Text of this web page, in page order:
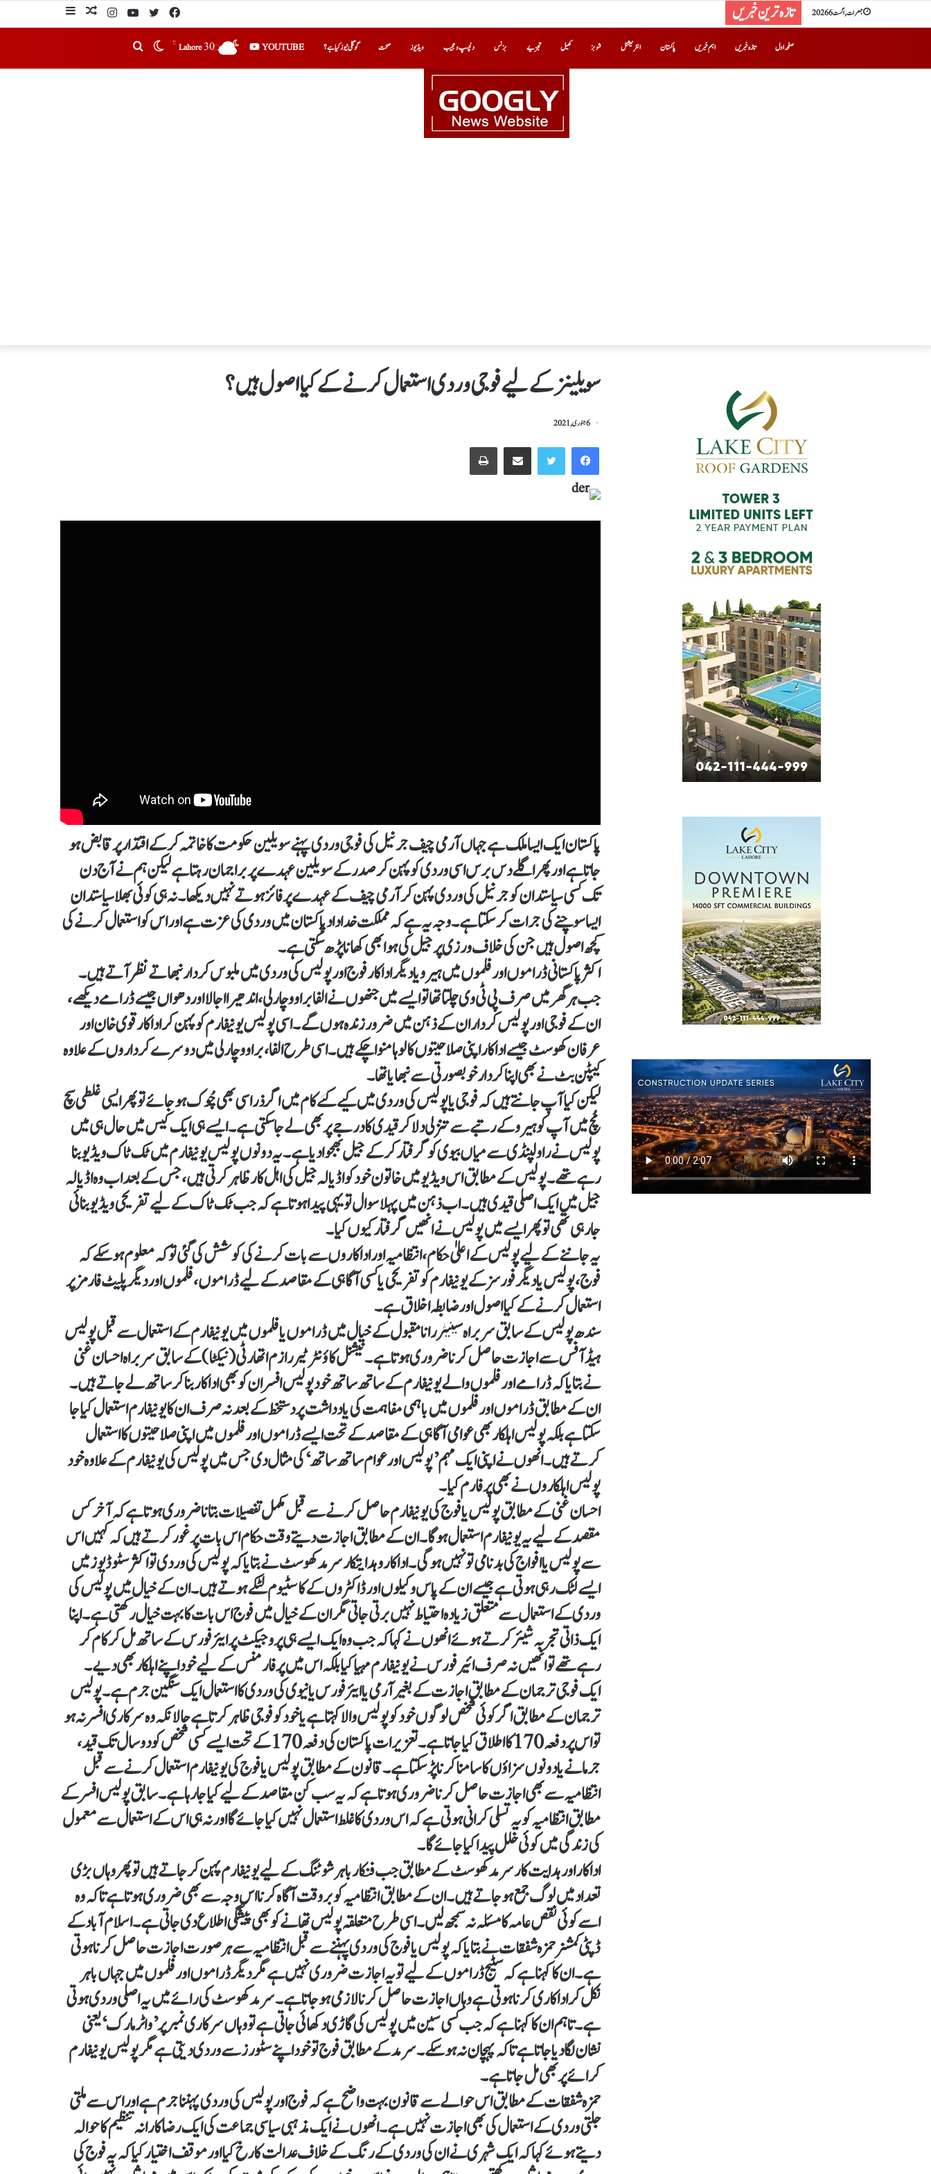
جمعرات, اگست 6 2026 تازہ ترین خبریں
صفحہ اول تازہ خبریں اہم خبریں پاکستان انٹرنیشنل شوبز کھیل تجزیے بزنس دلچسپ و عجیب ویڈیوز صحت گوگلی نیوز کیا ہے؟ YOUTUBE
Lahore30
℃
سویلینز کے لیے فوجی وردی استعمال کرنے کے کیا اصول ہیں؟
6 جنوری, 2021
پاکستان ایک ایسا ملک ہے جہاں آرمی چیف جرنیل کی فوجی وردی پہنے سویلین حکومت کا خاتمہ کر کے اقتدار پر قابض ہو
جاتا ہے اور پھر اگلے دس برس اسی وردی کو پہن کر صدر کے سویلین عہدے پر براجمان رہتا ہے لیکن ہم نے آج دن
تک کسی سیاستدان کو جرنیل کی وردی پہن کر آرمی چیف کے عہدے پر فائز ہوتے نہیں دیکھا۔ نہ ہی کوئی بھلا سیاستدان
ایسا سوچنے کی جرات کرسکتا ہے۔ وجہ یہ ہے کہ مملکت خداداد پاکستان میں وردی کی عزت ہے اور اس کو استعمال کرنے کی
کچھ اصول ہیں جن کی خلاف ورزی پر جیل کی ہوا بھی کھانا پڑھ سکتی ہے۔
اکثر پاکستانی ڈراموں اور فلموں میں ہیرو یا دیگر اداکار فوج اور پولیس کی وردی میں ملبوس کردار نبھاتے نظر آتے ہیں۔
جب ہر گھر میں صرف پی ٹی وی چلتا تھا تو ایسے میں جنھوں نے الفا براوو چارلی، اندھیرا اجالا اور دھواں جیسے ڈرامے دیکھے،
ان کے فوجی اور پولیس کردار ان کے ذہن میں ضرور زندہ ہوں گے۔ اسی پولیس یونیفارم کو پہن کر اداکار قوی خان اور
عرفان کھوسٹ جیسے اداکار اپنی صلاحیتوں کا لوہا منوا چکے ہیں۔ اسی طرح الفا، براوو چارلی میں دوسرے کرداروں کے علاوہ
کیپٹن بٹ نے بھی اپنا کردار خوبصورتی سے نبھایا تھا۔
لیکن کیا آپ جانتے ہیں کہ فوجی یا پولیس کی وردی میں کیے گئے کام میں اگر ذرا سی بھی چُوک ہو جائے تو پھر ایسی غلطی سچ
مُچ میں آپ کو ہیرو کے رتبے سے تنزلی دلا کر قیدی کا درجے پر بھی لے جا سکتی ہے۔ ایسے ہی ایک کیس میں حال ہی میں
پولیس نے راولپنڈی سے میاں بیوی کو گرفتار کر کے جیل بھجوا دیا ہے۔ یہ دونوں پولیس یونیفارم میں ٹک ٹاک ویڈیو بنا
رہے تھے۔ پولیس کے مطابق اس ویڈیو میں خاتون خود کو اڈیالہ جیل کی اہل کار ظاہر کرتی ہیں، جس کے بعد اب وہ اڈیالہ
جیل میں ایک اصلی قیدی ہیں۔ اب ذہن میں پہلا سوال تو یہی پیدا ہوتا ہے کہ جب ٹک ٹاک کے لیے تفریحی ویڈیو بنائی
جا رہی تھی تو پھر ایسے میں پولیس نے انھیں گرفتار کیوں کیا۔
یہ جاننے کے لیے پولیس کے اعلیٰ حکام، انتظامیہ اور اداکاروں سے بات کرنے کی کوشش کی گئی تو کہ معلوم ہو سکے کہ
فوج، پولیس یا دیگر فورسز کے یونیفارم کو تفریحی یا کسی آگاہی کے مقاصد کے لیے ڈراموں، فلموں اور دیگر پلیٹ فارمز پر
استعمال کرنے کے کیا اصول اور ضابطہ اخلاق ہے۔
سندھ پولیس کے سابق سربراہ سینیٹر رانا مقبول کے خیال میں ڈراموں یا فلموں میں یونیفارم کے استعمال سے قبل پولیس
ہیڈ آفس سے اجازت حاصل کرنا ضروری ہوتا ہے۔ نیشنل کاؤنٹر ٹیررازم اتھارٹی (نیکٹا) کے سابق سربراہ احسان غنی
نے بتایا کہ ڈرامے اور فلموں والے یونیفارم کے ساتھ ساتھ خود پولیس افسران کو بھی اداکار بنا کر ساتھ لے جاتے ہیں۔
ان کے مطابق ڈراموں اور فلموں میں باہمی مفاہمت کی یادداشت پر دستخط کے بعد نہ صرف ان کا یونیفارم استعمال کیا جا
سکتا ہے بلکہ پولیس اہلکار بھی عوامی آگاہی کے مقاصد کے تحت ایسے ڈراموں اور فلموں میں اپنی صلاحیتوں کا استعمال
کرتے ہیں۔ انھوں نے اپنی ایک مہم ’پولیس اور عوام ساتھ ساتھ‘ کی مثال دی جس میں پولیس کی یونیفارم کے علاوہ خود
پولیس اہلکاروں نے بھی پرفارم کیا۔
احسان غنی کے مطابق پولیس یا فوج کی یونیفارم حاصل کرنے سے قبل مکمل تفصیلات بتانا ضروری ہوتا ہے کہ آخر کس
مقصد کے لیے یہ یونیفارم استعمال ہو گا۔ ان کے مطابق اجازت دیتے وقت حکام اس بات پر غور کرتے ہیں کہ کہیں اس
سے پولیس یا افواج کی بدنامی تو نہیں ہو گی۔ اداکار و ہدایتکار سرمد کھوسٹ نے بتایا کہ پولیس کی وردی تو اکثر سٹوڈیوز میں
ایسے لٹک رہی ہوتی ہے جیسے ان کے پاس وکیلوں اور ڈاکٹروں کے کاسٹیوم لٹکے ہوتے ہیں۔ ان کے خیال میں پولیس کی
وردی کے استعمال سے متعلق زیادہ احتیاط نہیں برتی جاتی مگر ان کے خیال میں فوج اس بات کا بہت خیال رکھتی ہے۔ اپنا
ایک ذاتی تجربہ شیئر کرتے ہوئے انھوں نے کہا کہ جب وہ ایک ایسے ہی پروجیکٹ پر ایئر فورس کے ساتھ مل کر کام کر
رہے تھے تو انھیں نہ صرف ائیر فورس نے یونیفارم مہیا کیا بلکہ اس میں پرفارمنس کے لیے خود اپنے اہلکار بھی دیے۔
ایک فوجی ترجمان کے مطابق اجازت کے بغیر آرمی یا ایئر فورس یا نیوی کی وردی کا استعمال ایک سنگین جرم ہے۔ پولیس
ترجمان کے مطابق اگر کوئی شخص لوگوں خود کو پولیس والا کہتا ہے یا خود کو فوجی ظاہر کرتا ہے حالانکہ وہ سرکاری افسر نہ ہو
تو اس پر دفعہ 170 کا اطلاق کیا جاتا ہے۔ تعزیرات پاکستان کی دفعہ 170 کے تحت ایسے کسی شخص کو دو سال تک قید،
جرمانے یا دونوں سزاؤں کا سامنا کرنا پڑ سکتا ہے۔ قانون کے مطابق پولیس یا فوج کی یونیفارم استعمال کرنے سے قبل
انتظامیہ سے بھی اجازت حاصل کرنا ضروری ہوتا ہے کہ یہ سب کن مقاصد کے لیے کیا جا رہا ہے۔ سابق پولیس افسر کے
مطابق انتظامیہ کو یہ تسلی کرانی ہوتی ہے کہ اس وردی کا غلط استعمال نہیں کیا جائے گا اور نہ ہی اس کے استعمال سے معمول
کی زندگی میں کوئی خلل پیدا کیا جائے گا۔
اداکار اور ہدایت کار سرمد کھوسٹ کے مطابق جب فنکار باہر شوٹنگ کے لیے یونیفارم پہن کر جاتے ہیں تو پھر وہاں بڑی
تعداد میں لوگ جمع ہو جاتے ہیں۔ ان کے مطابق انتظامیہ کو بروقت آگاہ کرنا اس وجہ سے بھی ضروری ہوتا ہے تاکہ وہ
اسے کوئی نقص عامہ کا مسئلہ نہ سمجھ لیں۔ اسی طرح متعلقہ پولیس تھانے کو بھی پیشگی اطلاع دی جاتی ہے۔ اسلام آباد کے
ڈپٹی کمشنر حمزہ شفقات نے بتایا کہ پولیس یا فوج کی وردی پہننے سے قبل انتظامیہ سے ہر صورت اجازت حاصل کرنا ہوتی
ہے۔ ان کا کہنا ہے کہ سٹیج ڈراموں کے لیے تو یہ اجازت ضروری نہیں ہے مگر دیگر ڈراموں اور فلموں میں جہاں باہر
نکل کر اداکاری کرنا ہوتی ہے وہاں اجازت حاصل کرنا لازمی ہو جاتا ہے۔ سرمد کھوسٹ کی رائے میں یہ اصلی وردی ہوتی
ہے۔ تاہم ان کا کہنا ہے کہ جب کسی سین میں پولیس کی گاڑی دکھائی جاتی ہے تو وہاں سرکاری نمبر پر ’واٹر مارک‘ یعنی
نشان لگا دیا جاتا ہے تاکہ پہچان نہ ہو سکے۔ سرمد کے مطابق فوج تو خود اپنے سٹورز سے وردی دیتی ہے مگر پولیس یونیفارم
کرائے پر بھی مل جاتا ہے۔
حمزہ شفقات کے مطابق اس حوالے سے قانون بہت واضح ہے کہ فوج اور پولیس کی وردی پہننا جرم ہے اور اس سے ملتی
جلتی وردی کے استعمال کی بھی اجازت نہیں ہے۔ انھوں نے ایک مذہبی سیاسی جماعت کی ایک رضاکارانہ تنظیم کا حوالہ
دیتے ہوئے کہا کہ ایک شہری نے ان کی وردی کے رنگ کے خلاف عدالت کا رخ کیا اور موقف اختیار کیا کہ یہ فوج کی